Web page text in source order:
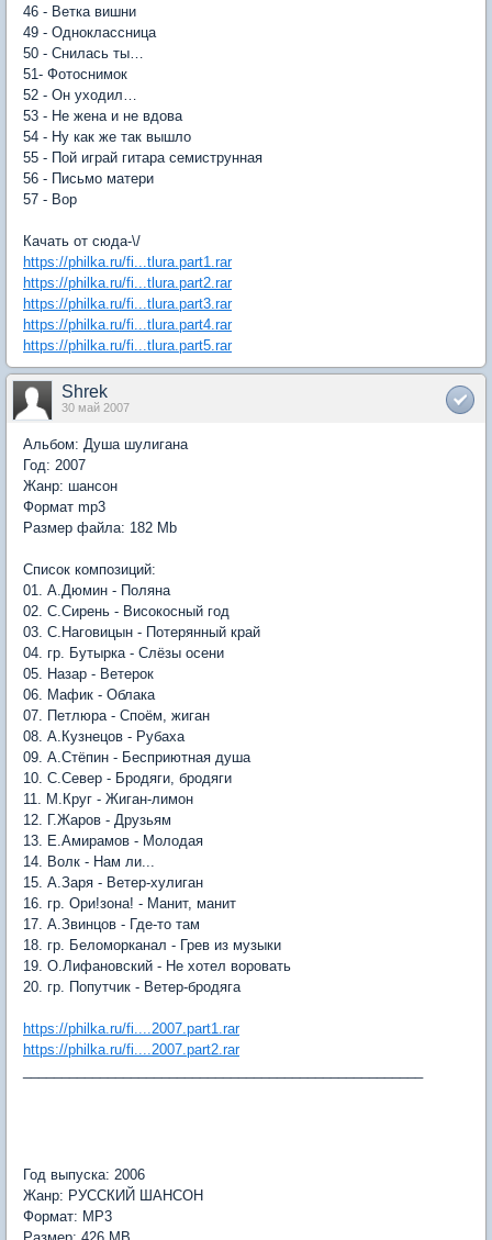
46 - Ветка вишни
49 - Одноклассница
50 - Снилась ты…
51- Фотоснимок
52 - Он уходил…
53 - Не жена и не вдова
54 - Ну как же так вышло
55 - Пой играй гитара семиструнная
56 - Письмо матери
57 - Вор
Качать от сюда-\/
https://philka.ru/fi...tlura.part1.rar
https://philka.ru/fi...tlura.part2.rar
https://philka.ru/fi...tlura.part3.rar
https://philka.ru/fi...tlura.part4.rar
https://philka.ru/fi...tlura.part5.rar
Shrek
30 май 2007
Альбом: Душа шулигана
Год: 2007
Жанр: шансон
Формат mp3
Размер файла: 182 Mb
Список композиций:
01. А.Дюмин - Поляна
02. С.Сирень - Високосный год
03. С.Наговицын - Потерянный край
04. гр. Бутырка - Слёзы осени
05. Назар - Ветерок
06. Мафик - Облака
07. Петлюра - Споём, жиган
08. А.Кузнецов - Рубаха
09. А.Стёпин - Бесприютная душа
10. С.Север - Бродяги, бродяги
11. М.Круг - Жиган-лимон
12. Г.Жаров - Друзьям
13. Е.Амирамов - Молодая
14. Волк - Нам ли...
15. А.Заря - Ветер-хулиган
16. гр. Ори!зона! - Манит, манит
17. А.Звинцов - Где-то там
18. гр. Беломорканал - Грев из музыки
19. О.Лифановский - Не хотел воровать
20. гр. Попутчик - Ветер-бродяга
https://philka.ru/fi....2007.part1.rar
https://philka.ru/fi....2007.part2.rar
Год выпуска: 2006
Жанр: РУССКИЙ ШАНСОН
Формат: MP3